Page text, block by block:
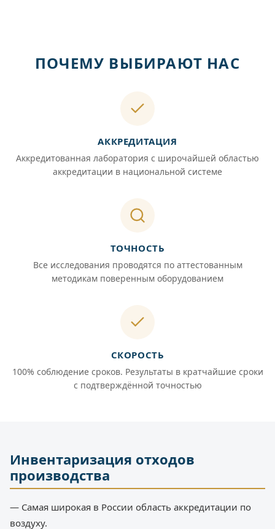
ПОЧЕМУ ВЫБИРАЮТ НАС
АККРЕДИТАЦИЯ
Аккредитованная лаборатория с широчайшей областью
аккредитации в национальной системе
ТОЧНОСТЬ
Все исследования проводятся по аттестованным
методикам поверенным оборудованием
СКОРОСТЬ
100% соблюдение сроков. Результаты в кратчайшие сроки
с подтверждённой точностью
Инвентаризация отходов
производства
— Самая широкая в России область аккредитации по
воздуху.